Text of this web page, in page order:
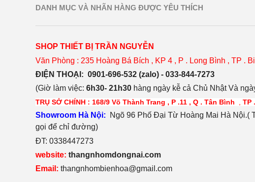
DANH MỤC VÀ NHÃN HÀNG ĐƯỢC YÊU THÍCH
SHOP THIẾT BỊ TRẦN NGUYỄN
Văn Phòng : 235 Hoàng Bá Bích , KP 4 , P . Long Bình , TP .
ĐIỆN THOẠI: 0901-696-532 (zalo) - 033-844-7273
(Giờ làm việc: 6h30- 21h30 hàng ngày kễ cả Chủ Nhật Và
TRỤ SỞ CHÍNH : 168/9 Võ Thành Trang , P .11 , Q . Tân Bình TP
S howroom Hà Nội: Ngõ 96 Phố Đại Từ Hoàng Mai Hà Nội.(
gọi để chỉ đường)
ĐT: 0338447273
website: thangnhomdongnai.com
Email: thangnhombienhoa@gmail.com